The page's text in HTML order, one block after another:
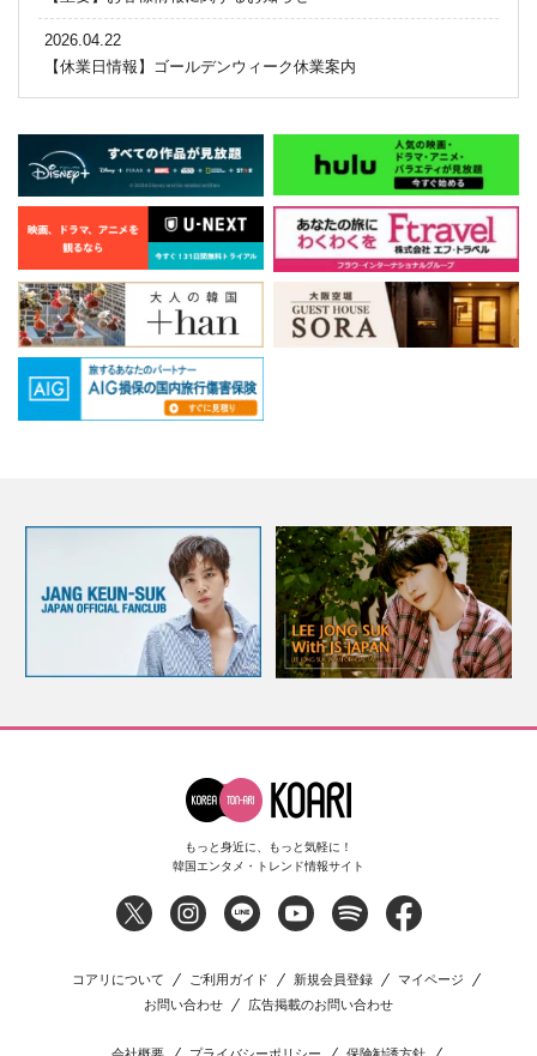
2026.04.22
【休業日情報】ゴールデンウィーク休業案内
もっと身近に、もっと気軽に！
韓国エンタメ・トレンド情報サイト
コアリについて ご利用ガイド 新規会員登録
マイページ
お問い合わせ
広告掲載のお問い合わせ